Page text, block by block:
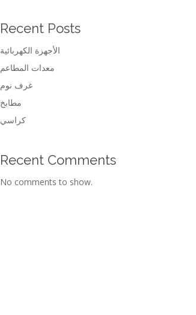
Recent Posts
الأجهزة الكهربائية
معدات المطاعم
غرف نوم
مطابخ
كراسي
Recent Comments
No comments to show.